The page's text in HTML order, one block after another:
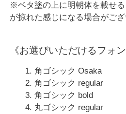
※ベタ塗の上に明朝体を載せ
が掠れた感じになる場合がござ
《お選びいただけるフォン
角ゴシック Osaka
角ゴシック regular
角ゴシック bold
丸ゴシック regular